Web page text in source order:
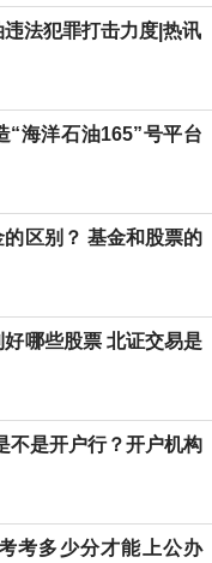
法犯罪打击力度|热讯
“海洋石油165”号平台
区别？ 基金和股票的
哪些股票 北证交易是
不是开户行？开户机构
考多少分才能上公办